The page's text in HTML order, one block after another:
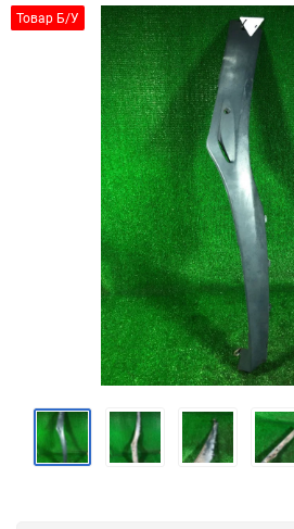
Товар Б/У